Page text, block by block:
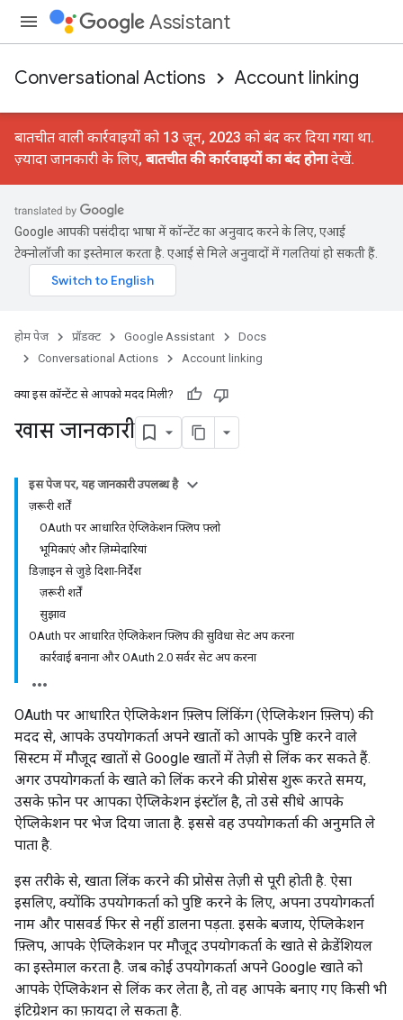
Assistant
Conversational Actions Account linking
बातचीत वाली कार्रवाइयों को 13 जून, 2023 को बंद कर दिया गया था.
ज़्यादा जानकारी के लिए, बातचीत की कार्रवाइयों का बंद होनादेखें.
Google आपकी पसंदीदा भाषा में कॉन्टेंट का अनुवाद करने के लिए, एआई
टेक्नोलॉजी का इस्तेमाल करता है. एआई से मिले अनुवादों में गलतियां हो सकती हैं.
होम पेज प्रॉडक्ट Google Assistant
Docs
Conversational Actions
Account linking
क्या इस कॉन्टेंट से आपको मदद मिली?
खास जानकारी
इस पेज पर, यह जानकारी उपलब्ध है
ज़रूरी शर्तें
OAuth पर आधारित ऐप्लिकेशन फ़्लिप फ़्लो
भूमिकाएं और ज़िम्मेदारियां
डिज़ाइन से जुड़े दिशा-निर्देश
ज़रूरी शर्तें
सुझाव
OAuth पर आधारित ऐप्लिकेशन फ़्लिप की सुविधा सेट अप करना
कार्रवाई बनाना और OAuth 2.0 सर्वर सेट अप करना
OAuth पर आधारित ऐप्लिकेशन फ़्लिप लिंकिंग (ऐप्लिकेशन फ़्लिप) की
मदद से, आपके उपयोगकर्ता अपने खातों को आपके पुष्टि करने वाले
सिस्टम में मौजूद खातों से Google खातों में तेज़ी से लिंक कर सकते हैं.
अगर उपयोगकर्ता के खाते को लिंक करने की प्रोसेस शुरू करते समय,
उसके फ़ोन पर आपका ऐप्लिकेशन इंस्टॉल है, तो उसे सीधे आपके
ऐप्लिकेशन पर भेज दिया जाता है. इससे वह उपयोगकर्ता की अनुमति ले
पाता है.
इस तरीके से, खाता लिंक करने की प्रोसेस तेज़ी से पूरी होती है. ऐसा
इसलिए, क्योंकि उपयोगकर्ता को पुष्टि करने के लिए, अपना उपयोगकर्ता
नाम और पासवर्ड फिर से नहीं डालना पड़ता. इसके बजाय, ऐप्लिकेशन
फ़्लिप, आपके ऐप्लिकेशन पर मौजूद उपयोगकर्ता के खाते से क्रेडेंशियल
का इस्तेमाल करता है. जब कोई उपयोगकर्ता अपने Google खाते को
आपके ऐप्लिकेशन से लिंक कर लेता है, तो वह आपके बनाए गए किसी भी
इंटिग्रेशन का फ़ायदा ले सकता है.